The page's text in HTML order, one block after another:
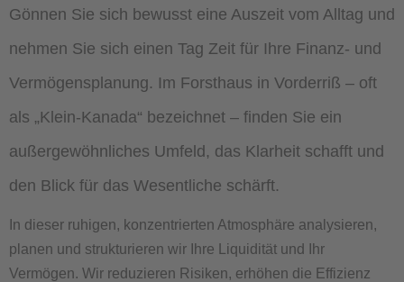
Gönnen Sie sich bewusst eine Auszeit vom Alltag und
nehmen Sie sich einen Tag Zeit für Ihre Finanz- und
Vermögensplanung. Im Forsthaus in Vorderriß – oft
als „Klein-Kanada“ bezeichnet – finden Sie ein
außergewöhnliches Umfeld, das Klarheit schafft und
den Blick für das Wesentliche schärft.
In dieser ruhigen, konzentrierten Atmosphäre analysieren,
planen und strukturieren wir Ihre Liquidität und Ihr
Vermögen. Wir reduzieren Risiken, erhöhen die Effizienz